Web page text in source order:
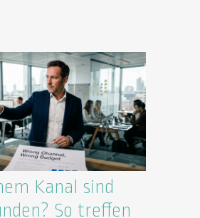
Kanal sind
So treffen